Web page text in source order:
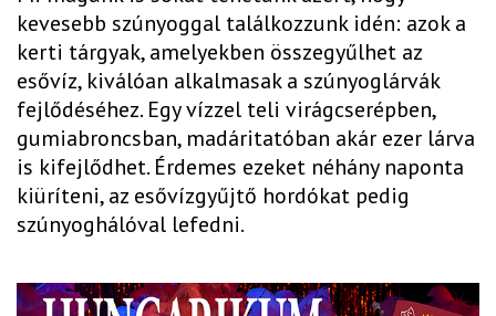
kevesebb szúnyoggal találkozzunk idén: azok a
kerti tárgyak, amelyekben összegyűlhet az
esővíz, kiválóan alkalmasak a szúnyoglárvák
fejlődéséhez. Egy vízzel teli virágcserépben,
gumiabroncsban, madáritatóban akár ezer lárva
is kifejlődhet. Érdemes ezeket néhány naponta
kiüríteni, az esővízgyűjtő hordókat pedig
szúnyoghálóval lefedni.